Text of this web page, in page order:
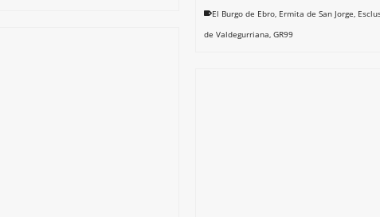
El Burgo de Ebro, Ermita de San Jorge,
de Valdegurriana, GR99